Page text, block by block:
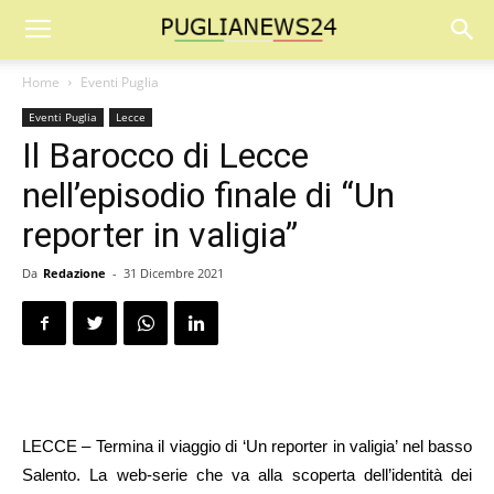
Home Eventi Puglia
Eventi Puglia Lecce
Il Barocco di Lecce
nell’episodio finale di “Un
reporter in valigia”
Da Redazione - 31 Dicembre 2021
LECCE – Termina il viaggio di ‘Un reporter in valigia’ nel basso
Salento. La web-serie che va alla scoperta dell’identità dei